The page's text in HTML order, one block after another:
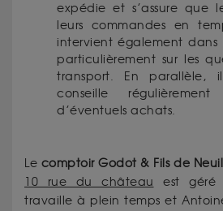
expédie et s’assure que
leurs commandes en
intervient également
particulièrement sur les
transport. En parallèle,
conseille
d’éventuels achats.
Le comptoir Godot & Fils de
10 rue du château est géré
travaille à plein temps et